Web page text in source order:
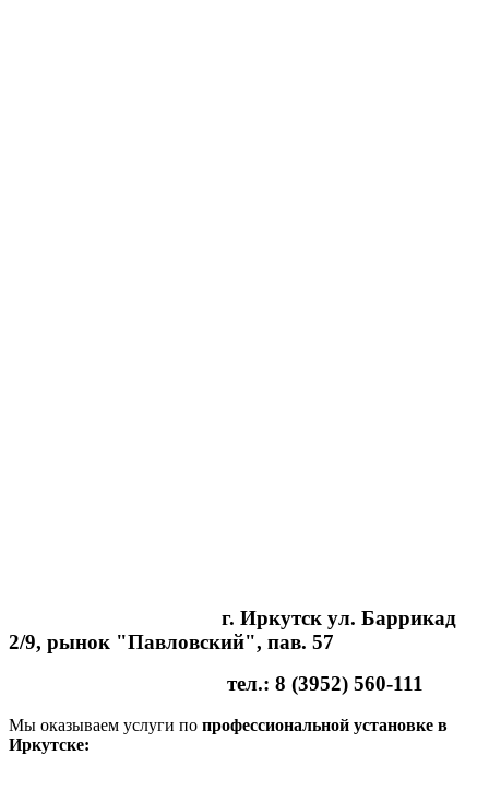
г. Иркутск ул. Баррикад
2/9, рынок "Павловский", пав. 57
тел.: 8 (3952) 560-111
Мы оказываем услуги по профессиональной установке в
Иркутске: